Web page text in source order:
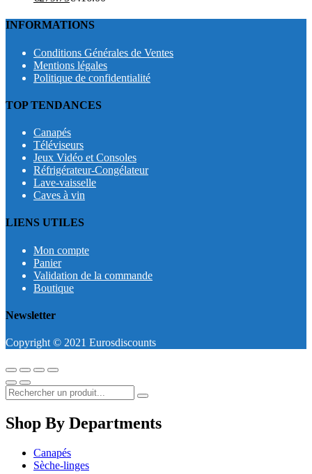
INFORMATIONS
Conditions Générales de Ventes
Mentions légales
Politique de confidentialité
TOP TENDANCES
Canapés
Téléviseurs
Jeux Vidéo et Consoles
Réfrigérateur-Congélateur
Lave-vaisselle
Caves à vin
LIENS UTILES
Mon compte
Panier
Validation de la commande
Boutique
Newsletter
Copyright © 2021 Eurosdiscounts
Shop By Departments
Canapés
Sèche-linges